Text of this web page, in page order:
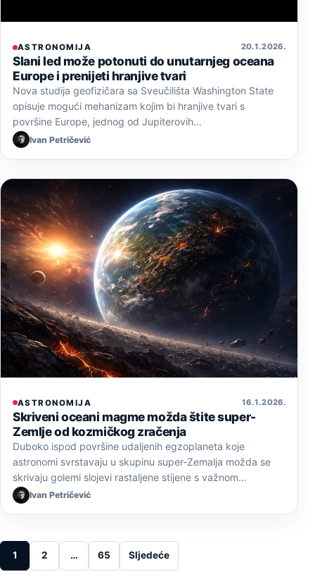
ASTRONOMIJA 20. 1. 2026.
Slani led može potonuti do unutarnjeg oceana
Europe i prenijeti hranjive tvari
Nova studija geofizičara sa Sveučilišta Washington State
opisuje mogući mehanizam kojim bi hranjive tvari s
površine Europe, jednog od Jupiterovih…
Ivan Petričević
ASTRONOMIJA 16. 1. 2026.
Skriveni oceani magme možda štite super-
Zemlje od kozmičkog zračenja
Duboko ispod površine udaljenih egzoplaneta koje
astronomi svrstavaju u skupinu super-Zemalja možda se
skrivaju golemi slojevi rastaljene stijene s važnom…
Ivan Petričević
Posts pagination
1 2 … 65 Sljedeće